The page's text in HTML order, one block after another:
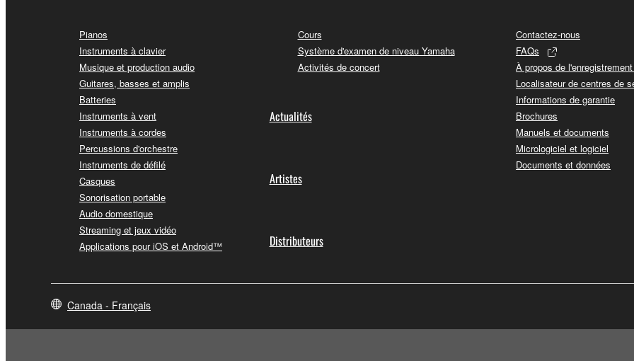
Pianos
Instruments à clavier
Musique et production audio
Guitares, basses et amplis
Batteries
Instruments à vent
Instruments à cordes
Percussions d'orchestre
Instruments de défilé
Casques
Sonorisation portable
Audio domestique
Streaming et jeux vidéo
Applications pour iOS et Android™
Cours
Système d'examen de niveau Yamaha
Activités de concert
Actualités
Artistes
Distributeurs
Contactez-nous
FAQs
À propos de
Localisateur de centres de
Informations de garantie
Brochures
Manuels et documents
Micrologiciel et logiciel
Documents et données
Canada - Français